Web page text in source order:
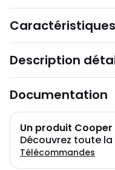
Description
Documentation
Un produit
Découvrez toute
Télécommandes